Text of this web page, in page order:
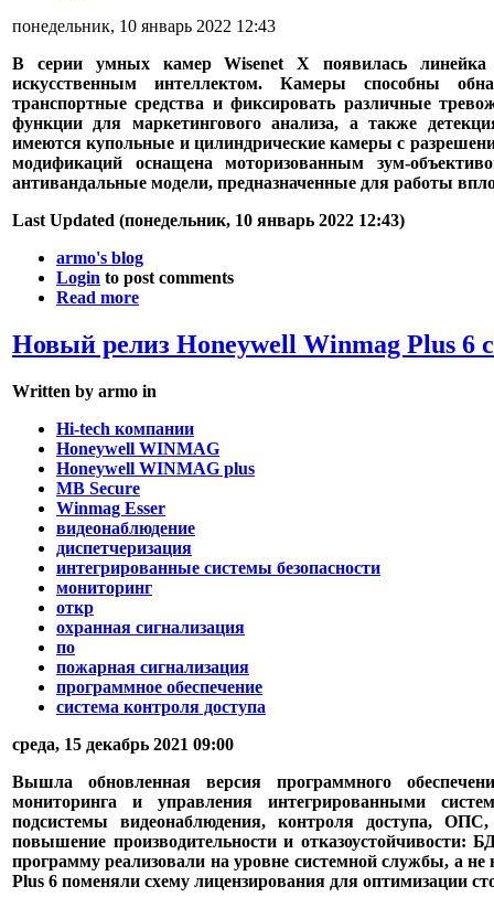
понедельник, 10 январь 2022 12:43
В серии умных камер Wisenet X появилась
искусственным интеллектом. Камеры способны
транспортные средства и фиксировать различные
функции для маркетингового анализа, а также
имеются купольные и цилиндрические камеры с
модификаций оснащена моторизованным зум-
антивандальные модели, предназначенные для работы
Last Updated (понедельник, 10 январь 2022 12:43)
armo's blog
Login to post comments
Read more
Новый релиз Honeywell Winmag Plus 6
Written by armo in
Hi-tech компании
Honeywell WINMAG
Honeywell WINMAG plus
MB Secure
Winmag Esser
видеонаблюдение
диспетчеризация
интегрированные системы безопасности
мониторинг
откр
охранная сигнализация
по
пожарная сигнализация
программное обеспечение
система контроля доступа
среда, 15 декабрь 2021 09:00
Вышла обновленная версия программного
мониторинга и управления интегрированными
подсистемы видеонаблюдения, контроля доступа,
повышение производительности и отказоустойчивости:
программу реализовали на уровне системной службы, а
Plus 6 поменяли схему лицензирования для оптимизации